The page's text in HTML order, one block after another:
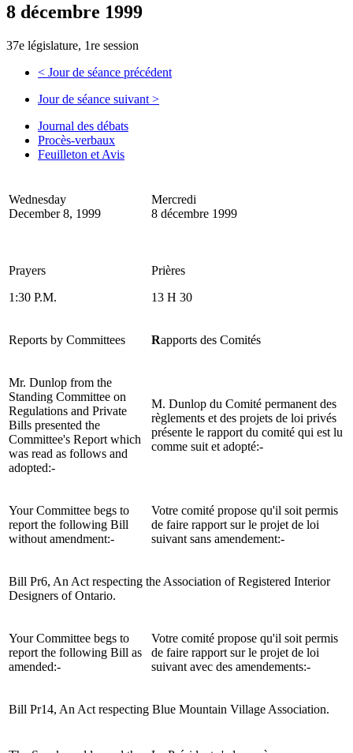
8 décembre 1999
37e législature, 1re session
< Jour de séance précédent
Jour de séance suivant >
Journal des débats
Procès-verbaux
Feuilleton et Avis
Wednesday
December 8, 1999
Mercredi
8 décembre 1999
Prayers
1:30 P.M.
Prières
13 H 30
Reports by Committees Rapports des Comités
Mr. Dunlop from the
Standing Committee on
Regulations and Private
Bills presented the
Committee's Report which
was read as follows and
adopted:-
M. Dunlop du Comité permanent des
règlements et des projets de loi privés
présente le rapport du comité qui est lu
comme suit et adopté:-
Your Committee begs to
report the following Bill
without amendment:-
Votre comité propose qu'il soit permis
de faire rapport sur le projet de loi
suivant sans amendement:-
Bill Pr6, An Act respecting the Association of Registered Interior
Designers of Ontario.
Your Committee begs to
report the following Bill as
amended:-
Votre comité propose qu'il soit permis
de faire rapport sur le projet de loi
suivant avec des amendements:-
Bill Pr14, An Act respecting Blue Mountain Village Association.